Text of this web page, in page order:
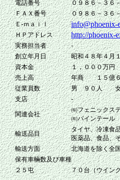
電話番号
０９８６－３６
ＦＡＸ番号
０９８６－３６
Ｅ-ｍａｉｌ
info@phoenix-
ＨＰアドレス http://phoenix-
実務担当者
-
創立年月日
昭和４８年４月
資本金
１，０００万円
売上高
年商 １５億６
従業員数
男 ９０人
支店
-
関連会社
㈲フェニックス
㈲パインテール
輸送品目
タイヤ、冷凍食
医薬品、食品、
輸送方面
北海道を除く全
保有車輛数及び車種
２５屯
７０台（ウイン